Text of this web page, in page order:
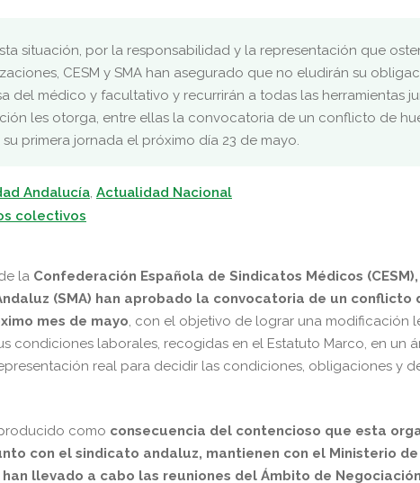
situación, por la responsabilidad y la representación que
CESM y SMA han asegurado que no eludirán su
del médico y facultativo y recurrirán a todas las herramientas
les otorga, entre ellas la convocatoria de un conflicto de
primera jornada el próximo día 23 de mayo.
Andalucía, Actualidad Nacional
colectivos
la Confederación Española de Sindicatos Médicos
(SMA) han aprobado la convocatoria de un conflicto
mes de mayo, con el objetivo de lograr una modificación
condiciones laborales, recogidas en el Estatuto Marco, en un
real para decidir las condiciones, obligaciones y
como consecuencia del contencioso que esta
con el sindicato andaluz, mantienen con el Ministerio
han llevado a cabo las reuniones del Ámbito de